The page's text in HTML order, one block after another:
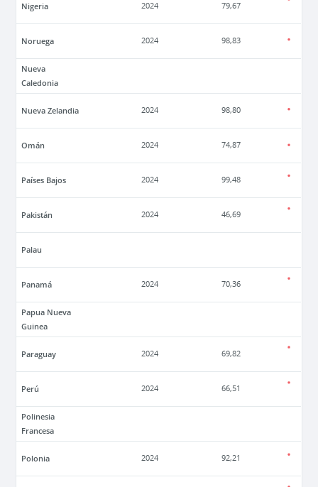
Nigeria 2024 79,67
Noruega 2024 98,83
Nueva
Caledonia
Nueva Zelandia 2024 98,80
Omán 2024 74,87
Países Bajos 2024 99,48
Pakistán 2024 46,69
Palau
Panamá 2024 70,36
Papua Nueva
Guinea
Paraguay 2024 69,82
Perú 2024 66,51
Polinesia
Francesa
Polonia 2024 92,21